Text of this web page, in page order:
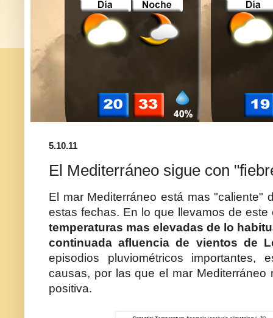
5.10.11
El Mediterráneo sigue con
El mar Mediterráneo está mas "caliente"
estas fechas. En lo que llevamos de
temperaturas mas elevadas de lo
continuada afluencia de vientos de
episodios pluviométricos importantes,
causas, por las que el mar Mediterráneo
positiva.